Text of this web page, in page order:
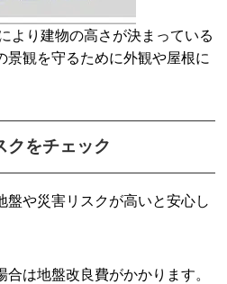
より建物の高さが決まっている
景観を守るために外観や屋根に
をチェック
盤や災害リスクが高いと安心し
は地盤改良費がかかります。